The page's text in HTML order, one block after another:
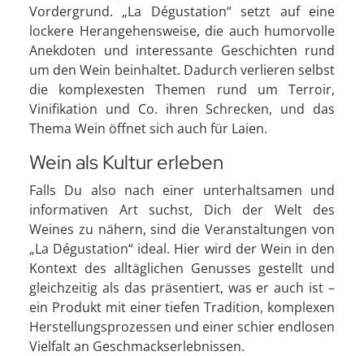
Vordergrund. „La Dégustation“ setzt auf eine
lockere Herangehensweise, die auch humorvolle
Anekdoten und interessante Geschichten rund
um den Wein beinhaltet. Dadurch verlieren selbst
die komplexesten Themen rund um Terroir,
Vinifikation und Co. ihren Schrecken, und das
Thema Wein öffnet sich auch für Laien.
Wein als Kultur erleben
Falls Du also nach einer unterhaltsamen und
informativen Art suchst, Dich der Welt des
Weines zu nähern, sind die Veranstaltungen von
„La Dégustation“ ideal. Hier wird der Wein in den
Kontext des alltäglichen Genusses gestellt und
gleichzeitig als das präsentiert, was er auch ist –
ein Produkt mit einer tiefen Tradition, komplexen
Herstellungsprozessen und einer schier endlosen
Vielfalt an Geschmackserlebnissen.